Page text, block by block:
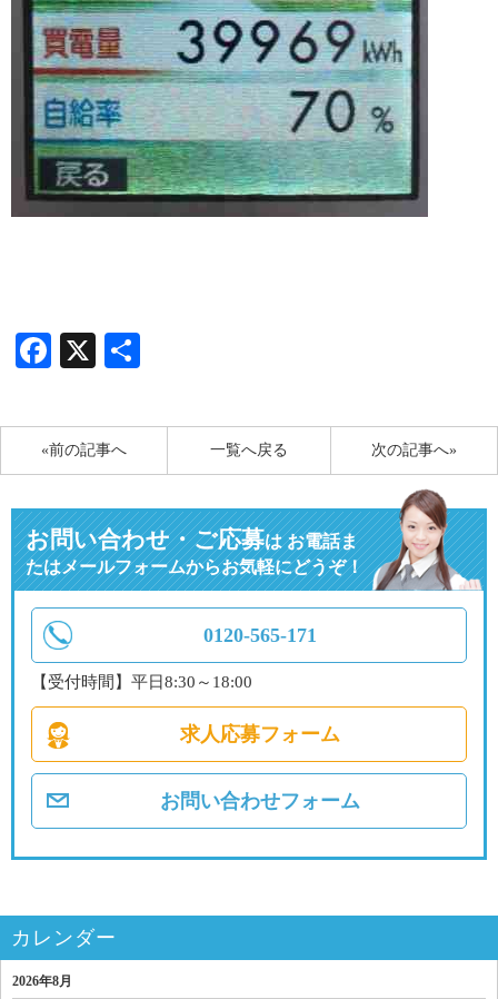
Facebook
X
«前の記事へ 次の記事へ»
一覧へ戻る
お問い合わせ・ご応募はお電話ま
たはメールフォームからお気軽にどうぞ！
0120-565-171
【受付時間】平日8:30～18:00
求人応募フォーム
お問い合わせフォーム
カレンダー
2026年8月